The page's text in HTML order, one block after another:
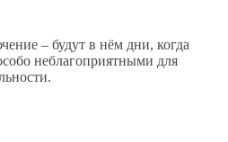
– будут в нём дни, когда
неблагоприятными для